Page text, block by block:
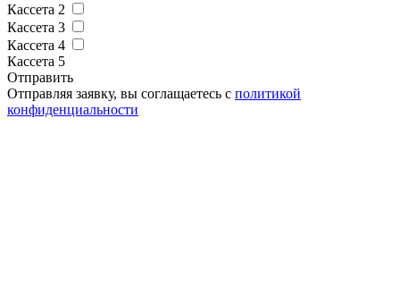
Кассета 2
Кассета 3
Кассета 4
Кассета 5
Отправить
Отправляя заявку, вы соглащаетесь с политикой
конфиденциальности